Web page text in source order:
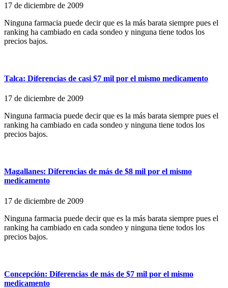
17 de diciembre de 2009
Ninguna farmacia puede decir que es la más barata siempre pues el
ranking ha cambiado en cada sondeo y ninguna tiene todos los
precios bajos.
Talca: Diferencias de casi $7 mil por el mismo medicamento
17 de diciembre de 2009
Ninguna farmacia puede decir que es la más barata siempre pues el
ranking ha cambiado en cada sondeo y ninguna tiene todos los
precios bajos.
Magallanes: Diferencias de más de $8 mil por el mismo
medicamento
17 de diciembre de 2009
Ninguna farmacia puede decir que es la más barata siempre pues el
ranking ha cambiado en cada sondeo y ninguna tiene todos los
precios bajos.
Concepción: Diferencias de más de $7 mil por el mismo
medicamento